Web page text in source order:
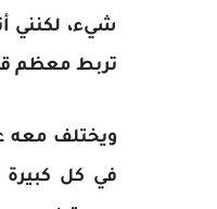
شيء، لكنني
تربط معظم
ويختلف معه
في كل كبيرة